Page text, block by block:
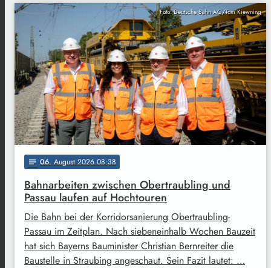
Foto: Deutsche Bahn AG/Tom Kiewning
notes 06. August 2026 08:38
Bahnarbeiten zwischen Obertraubling und
Passau laufen auf Hochtouren
Die Bahn bei der Korridorsanierung Obertraubling-
Passau im Zeitplan. Nach siebeneinhalb Wochen Bauzeit
hat sich Bayerns Bauminister Christian Bernreiter die
Baustelle in Straubing angeschaut. Sein Fazit lautet: …